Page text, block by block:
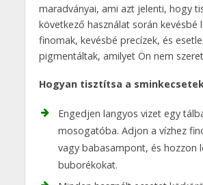
maradványai, ami azt jelenti, hogy
következő használat során kevésbé
finomak, kevésbé precízek, és
pigmentáltak, amilyet Ön nem
Hogyan tisztítsa a
Engedjen langyos vizet egy
mosogatóba. Adjon a vízhez
vagy babasampont, és hozzon
buborékokat.